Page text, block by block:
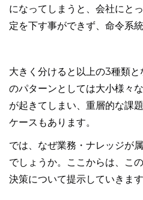
になってしまうと、会社にと
定を下す事ができず、命令系
大きく分けると以上の3種類
のパターンとしては大小様々
が起きてしまい、重層的な課
ケースもあります。
では、なぜ業務・ナレッジが
でしょうか。ここからは、こ
決策について提示していきます